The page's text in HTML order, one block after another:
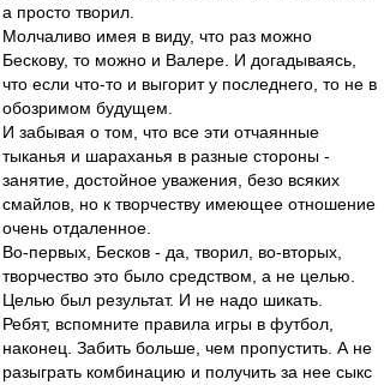
а просто творил.
Молчаливо имея в виду, что раз можно
Бескову, то можно и Валере. И догадываясь,
что если что-то и выгорит у последнего, то не в
обозримом будущем.
И забывая о том, что все эти отчаянные
тыканья и шараханья в разные стороны -
занятие, достойное уважения, безо всяких
смайлов, но к творчеству имеющее отношение
очень отдаленное.
Во-первых, Бесков - да, творил, во-вторых,
творчество это было средством, а не целью.
Целью был результат. И не надо шикать.
Ребят, вспомните правила игры в футбол,
наконец. Забить больше, чем пропустить. А не
разыграть комбинацию и получить за нее сыкс